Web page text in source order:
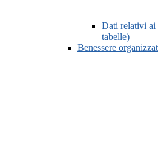
Dati relativi ai
tabelle)
Benessere